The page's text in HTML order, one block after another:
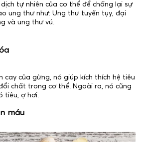
tự nhiên của cơ thể để chống lại sự
ung thư như: Ung thư tuyến tụy, đại
và ung thư vú.
cay của gừng, nó giúp kích thích hệ tiêu
chất trong cơ thể. Ngoài ra, nó cũng
tiêu, ợ hơi.
máu